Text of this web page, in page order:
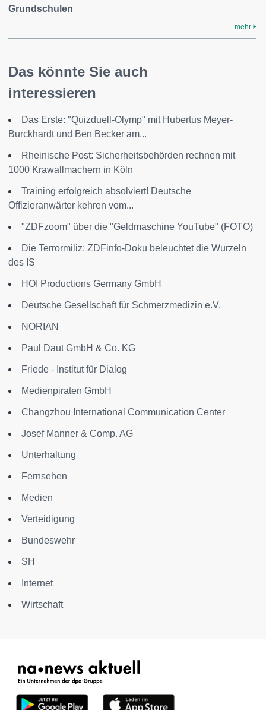
Grundschulen
mehr
Das könnte Sie auch
interessieren
Das Erste: "Quizduell-Olymp" mit Hubertus Meyer-
Burckhardt und Ben Becker am...
Rheinische Post: Sicherheitsbehörden rechnen mit
1000 Krawallmachern in Köln
Training erfolgreich absolviert! Deutsche
Offizieranwärter kehren vom...
"ZDFzoom" über die "Geldmaschine YouTube" (FOTO)
Die Terrormiliz: ZDFinfo-Doku beleuchtet die Wurzeln
des IS
HOI Productions Germany GmbH
Deutsche Gesellschaft für Schmerzmedizin e.V.
NORIAN
Paul Daut GmbH & Co. KG
Friede - Institut für Dialog
Medienpiraten GmbH
Changzhou International Communication Center
Josef Manner & Comp. AG
Unterhaltung
Fernsehen
Medien
Verteidigung
Bundeswehr
SH
Internet
Wirtschaft